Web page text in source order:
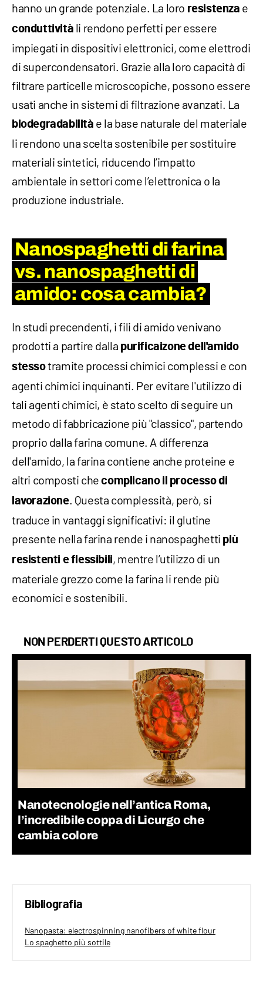
hanno un grande potenziale. La loro resistenza e
conduttività li rendono perfetti per essere
impiegati in dispositivi elettronici, come elettrodi
di supercondensatori. Grazie alla loro capacità di
filtrare particelle microscopiche, possono essere
usati anche in sistemi di filtrazione avanzati. La
biodegradabilità e la base naturale del materiale
li rendono una scelta sostenibile per sostituire
materiali sintetici, riducendo l’impatto
ambientale in settori come l’elettronica o la
produzione industriale.
Nanospaghetti di farina
vs. nanospaghetti di
amido: cosa cambia?
In studi precendenti, i fili di amido venivano
prodotti a partire dalla purificaizone dell'amido
stessotramite processi chimici complessi e con
agenti chimici inquinanti. Per evitare l'utilizzo di
tali agenti chimici, è stato scelto di seguire un
metodo di fabbricazione più "classico", partendo
proprio dalla farina comune. A differenza
dell'amido, la farina contiene anche proteine e
altri composti checomplicano il processo di
lavorazione. Questa complessità, però, si
traduce in vantaggi significativi: il glutine
presente nella farina rende i nanospaghetti più
resistenti e flessibili, mentre l’utilizzo di un
materiale grezzo come la farina li rende più
economici e sostenibili.
NON PERDERTI QUESTO ARTICOLO
Nanotecnologie nell’antica Roma,
l’incredibile coppa di Licurgo che
cambia colore
Bibliografia
Nanopasta: electrospinning nanofibers of white flour
Lo spaghetto più sottile